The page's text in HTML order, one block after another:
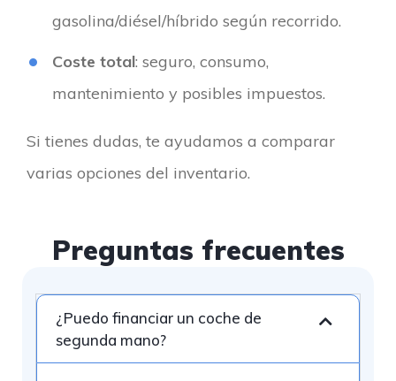
gasolina/diésel/híbrido según recorrido.
Coste total: seguro, consumo,
mantenimiento y posibles impuestos.
Si tienes dudas, te ayudamos a comparar
varias opciones del inventario.
Preguntas frecuentes
¿Puedo financiar un coche de
segunda mano?